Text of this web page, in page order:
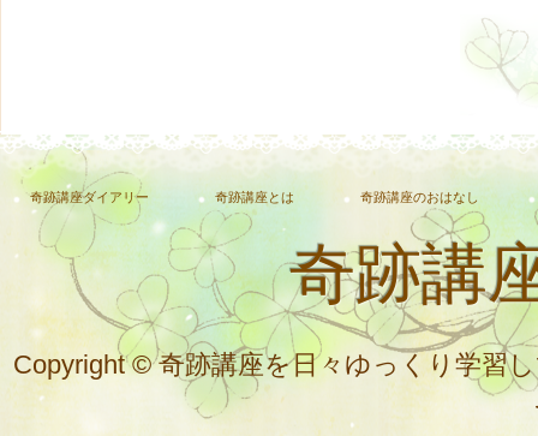
奇跡講座ダイアリー 奇跡講座とは 奇跡講座のおはなし
奇跡講
Copyright © 奇跡講座を日々ゆっくり学習